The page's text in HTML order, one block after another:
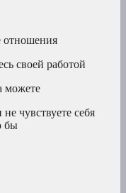
отношения
своей работой
можете
чувствуете себя
бы